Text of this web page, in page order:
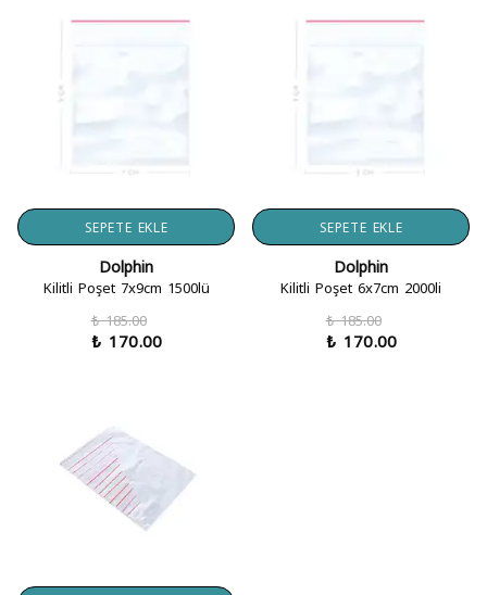
SEPETE EKLE
Dolphin
Kilitli Poşet 7x9cm 1500lü
₺ 185.00
₺ 170.00
SEPETE EKLE
Dolphin
Kilitli Poşet 6x7cm 2000li
₺ 185.00
₺ 170.00